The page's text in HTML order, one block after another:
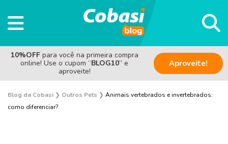
10%OFF para você na primeira compra
online! Use o cupom “BLOG10” e
aproveite!
Aproveite!
Blog da Cobasi ❯ Outros Pets ❯ Animais vertebrados e invertebrados:
como diferenciar?